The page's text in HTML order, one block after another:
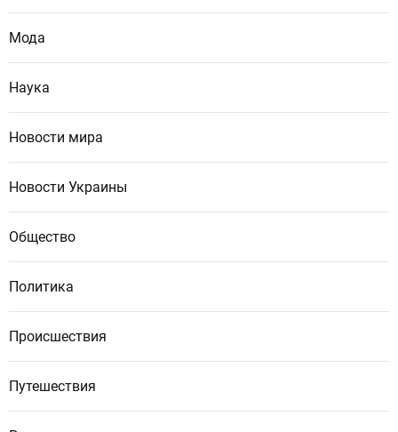
Мода
Наука
Новости мира
Новости Украины
Общество
Политика
Происшествия
Путешествия